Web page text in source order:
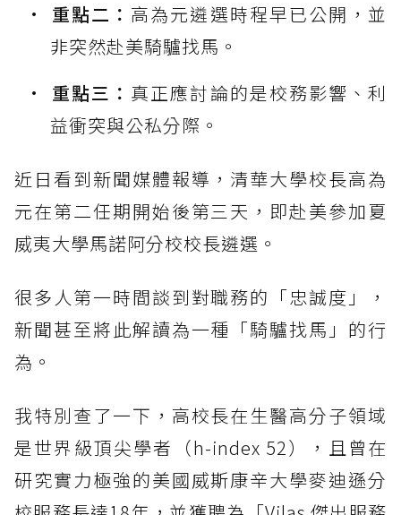
重點二： 高為元遴選時程早已公開，並
非突然赴美騎驢找馬。
重點三： 真正應討論的是校務影響、利
益衝突與公私分際。
近日看到新聞媒體報導，清華大學校長高為
元在第二任期開始後第三天，即赴美參加夏
威夷大學馬諾阿分校校長遴選。
很多人第一時間談到對職務的「忠誠度」，
新聞甚至將此解讀為一種「騎驢找馬」的行
為。
我特別查了一下，高校長在生醫高分子領域
是世界級頂尖學者（h-index 52），且曾在
研究實力極強的美國威斯康辛大學麥迪遜分